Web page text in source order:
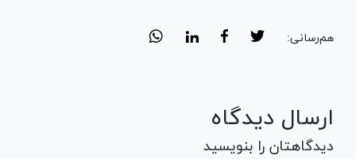
هم‌رسانی:
ارسال دیدگاه
دیدگاهتان را بنویسید